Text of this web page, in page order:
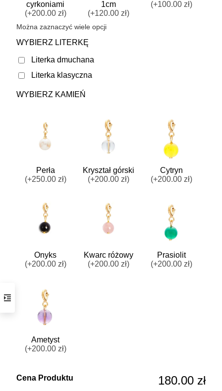
cyrkoniami
(+200.00 zł)
1cm
(+120.00 zł)
(+100.00 zł)
Można zaznaczyć wiele opcji
WYBIERZ LITERKĘ
Literka dmuchana
Literka klasyczna
WYBIERZ KAMIEŃ
Perła
(+250.00 zł)
Kryształ górski
(+200.00 zł)
Cytryn
(+200.00 zł)
Onyks
(+200.00 zł)
Kwarc różowy
(+200.00 zł)
Prasiolit
(+200.00 zł)
Ametyst
(+200.00 zł)
Cena Produktu 180.00 zł